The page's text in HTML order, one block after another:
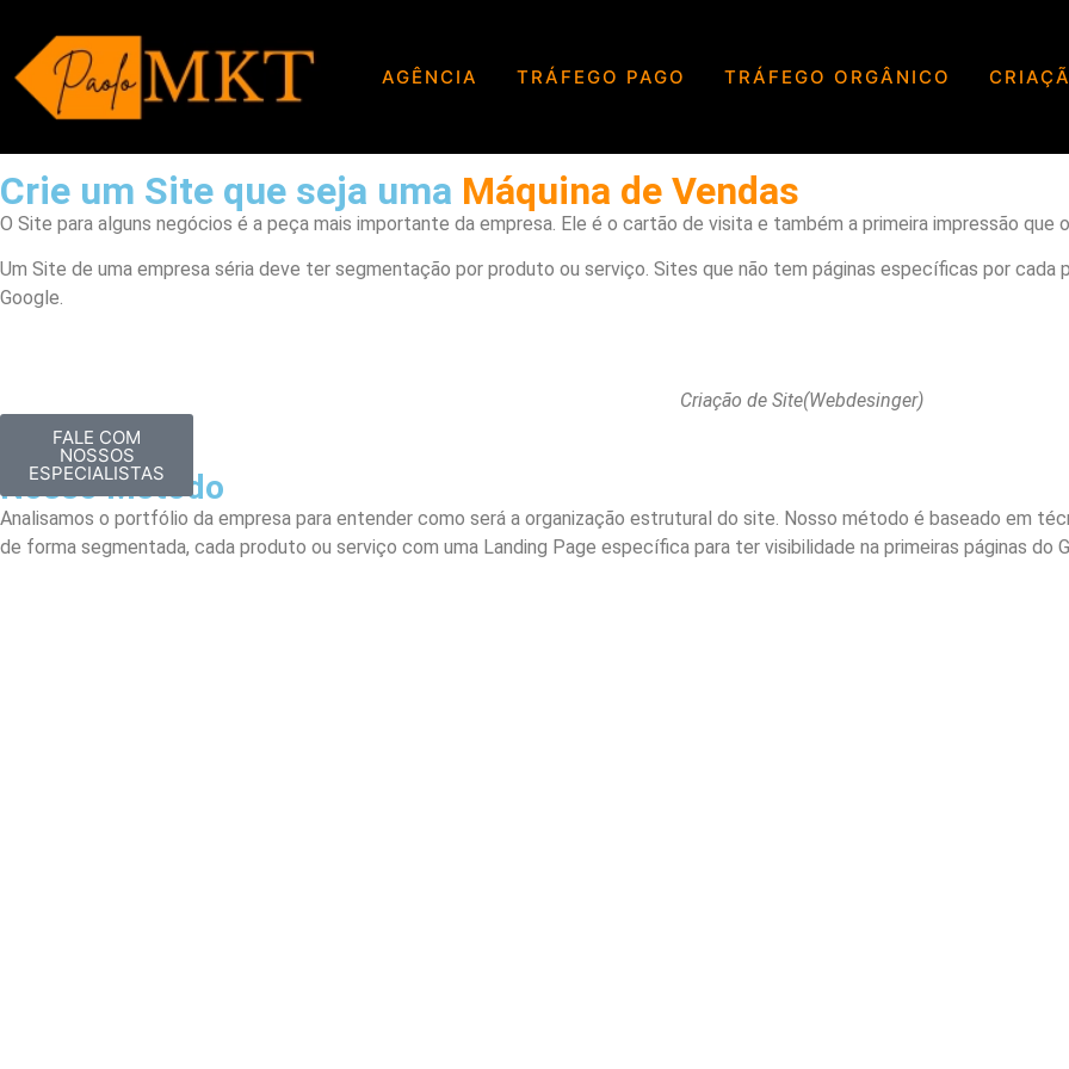
AGÊNCIA TRÁFEGO PAGO TRÁFEGO ORGÂNICO
Criação de Site(Webdesigner)
Crie um Site que seja uma Máquina de Vendas
O Site para alguns negócios é a peça mais importante da empresa. Ele é o cartão de visita e também a primeira impressão que
Um Site de uma empresa séria deve ter segmentação por produto ou serviço. Sites que não tem páginas específicas por cada
Google.
Criação de Site(Webdesinger)
FALE COM
NOSSOS
ESPECIALISTAS
Nosso Método
Analisamos o portfólio da empresa para entender como será a organização estrutural do site. Nosso método é baseado em
de forma segmentada, cada produto ou serviço com uma Landing Page específica para ter visibilidade na primeiras páginas do